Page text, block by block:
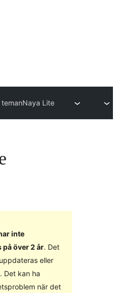
temanNaya Lite
inte
över 2 år. Det
eller
Det kan ha
när det